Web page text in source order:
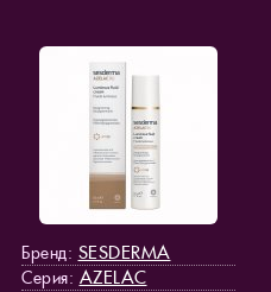
Бренд: SESDERMA
Серия: AZELAC